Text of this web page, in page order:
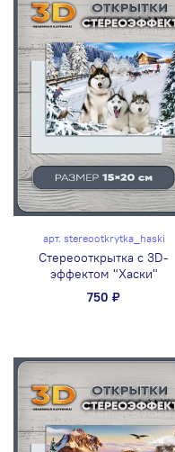
арт. stereootkrytka_haski
Стереооткрытка с 3D-
эффектом "Хаски"
750 ₽